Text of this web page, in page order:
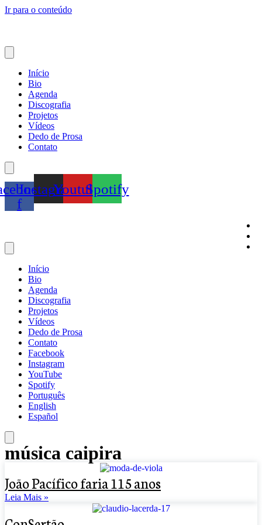
Ir para o conteúdo
Início
Bio
Agenda
Discografia
Projetos
Vídeos
Dedo de Prosa
Contato
f
InstagramYoutubeSpotify
Início
Bio
Agenda
Discografia
Projetos
Vídeos
Dedo de Prosa
Contato
Facebook
Instagram
YouTube
Spotify
Português
English
Español
música caipira
João Pacífico faria 115 anos
Leia Mais »